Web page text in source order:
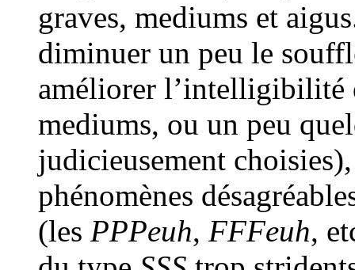
graves, mediums et
diminuer un peu le
améliorer l’intelligibilité
mediums, ou un peu
judicieusement
phénomènes
(les PPPeuh, FFFeuh,